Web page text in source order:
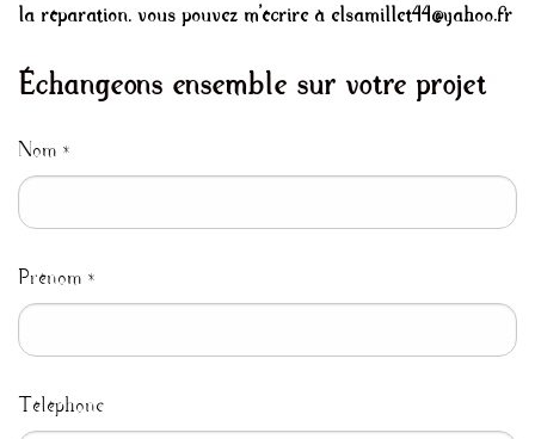
la réparation, vous pouvez m’écrire à elsamillet44@yahoo.fr
Échangeons ensemble sur votre projet
Nom *
Prénom *
Téléphone